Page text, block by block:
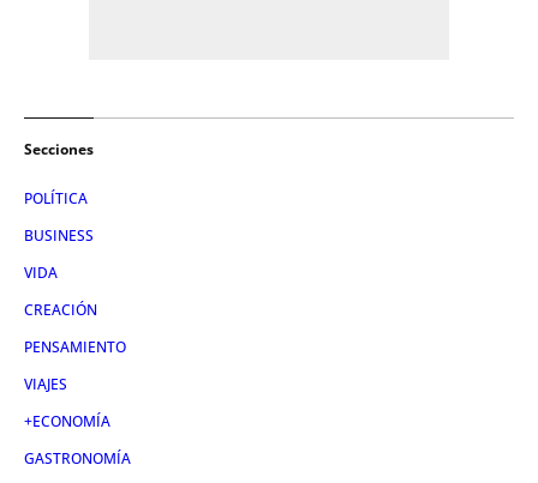
Secciones
POLÍTICA
BUSINESS
VIDA
CREACIÓN
PENSAMIENTO
VIAJES
+ECONOMÍA
GASTRONOMÍA